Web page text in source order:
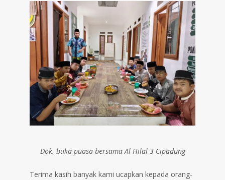
Dok. buka puasa bersama Al Hilal 3 Cipadung
Terima kasih banyak kami ucapkan kepada orang-